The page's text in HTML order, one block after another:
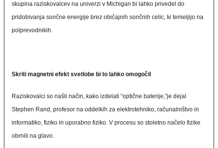
skupina raziskovalcev na univerzi v Michigan bi lahko privedel do
pridobivanja sončne energije brez običajnih sončnih celic, ki temeljijo na
polprevodnikih.
Skriti magnetni efekt svetlobe bi to lahko omogočil
Raziskovalci so našli način, kako izdelati “optične baterije,”je dejal
Stephen Rand, profesor na oddelkih za elektrotehniko, računalništvo in
informatiko, fiziko in uporabno fiziko. V procesu so stoletno načelo fizike
obrnili na glavo.